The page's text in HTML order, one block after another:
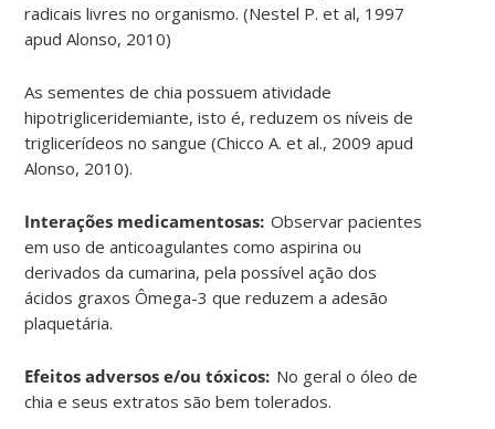
radicais livres no organismo. (Nestel P. et al, 1997
apud Alonso, 2010)
As sementes de chia possuem atividade
hipotrigliceridemiante, isto é, reduzem os níveis de
triglicerídeos no sangue (Chicco A. et al., 2009 apud
Alonso, 2010).
Interações medicamentosas: Observar pacientes
em uso de anticoagulantes como aspirina ou
derivados da cumarina, pela possível ação dos
ácidos graxos Ômega-3 que reduzem a adesão
plaquetária.
Efeitos adversos e/ou tóxicos: No geral o óleo de
chia e seus extratos são bem tolerados.